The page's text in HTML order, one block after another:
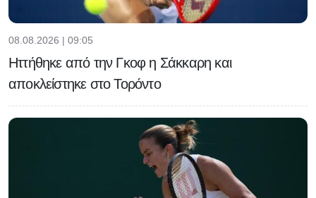
08.08.2026 | 09:05
Ηττήθηκε από την Γκοφ η Σάκκαρη και
αποκλείστηκε στο Τορόντο